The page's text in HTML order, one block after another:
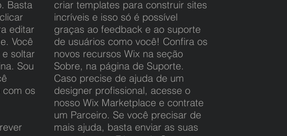
Basta
editar
Você
soltar
Sou
com os
criar templates para construir sites
incríveis e isso só é possível
graças ao feedback e ao suporte
de usuários como você! Confira os
novos recursos Wix na seção
Sobre, na página de Suporte.
Caso precise de ajuda de um
designer profissional, acesse o
nosso Wix Marketplace e contrate
um Parceiro. Se você precisar de
mais ajuda, basta enviar as suas